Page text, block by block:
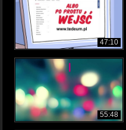
47:10
55:48